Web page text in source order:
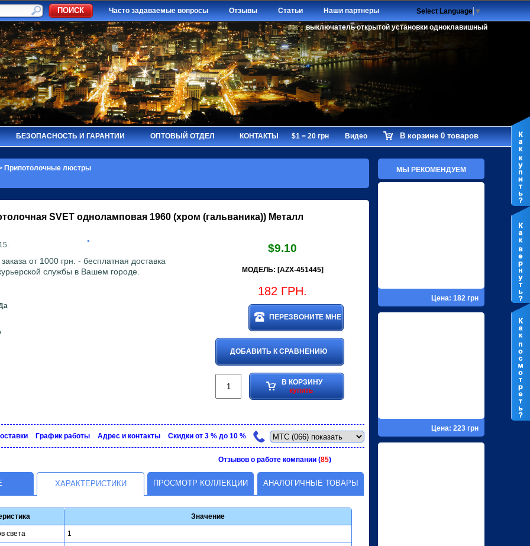
Часто задаваемые вопросы Отзывы Статьи Наши партнеры Select Language ▼
выключатель открытой установки одноклавишный
БЕЗОПАСНОСТЬ И ГАРАНТИИ ОПТОВЫЙ ОТДЕЛ КОНТАКТЫ $1 = 20 грн Видео В корзине 0 товаров
Припотолочные люстры
SVET одноламповая 1960 (хром (гальваника)) Металл
от 1000 грн. - бесплатная доставка
службы в Вашем городе.
$9.10
МОДЕЛЬ: [AZX-451445]
182 ГРН.
ДОБАВИТЬ К СРАВНЕНИЮ
ПЕРЕЗВОНИТЕ МНЕ
В КОРЗИНУ
купить
График рaботы Адрес и контакты Скидки от 3 % до 10 %
Отзывов о работе компании (85)
ХАРАКТЕРИСТИКИ ПРОСМОТР КОЛЛЕКЦИИ АНАЛОГИЧНЫЕ ТОВАРЫ
Значение
света 1
МЫ РЕКОМЕНДУЕМ
Цена: 182 грн
Цена: 223 грн